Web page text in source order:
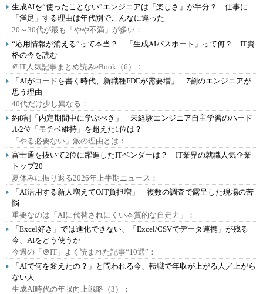
生成AIを“使ったことない”エンジニアは「楽しさ」が半分？ 仕事に
「満足」する理由は年代別でこんなに違った
20～30代が最も「やや不満」が多い：
“応用情報が消える”って本当？ 「生成AIパスポート」って何？ IT資
格の今を読む
＠IT人気記事まとめ読みeBook（6）：
「AIがコードを書く時代、新職種FDEが需要増」 7割のエンジニアが
思う理由
40代だけ少し異なる：
約8割「内定期間中に学ぶべき」 未経験エンジニア自主学習のハード
ル2位「モチベ維持」を超えた1位は？
「やる必要ない」派の理由とは：
富士通を抜いて2位に躍進したITベンダーは？ IT業界の就職人気企業
トップ20
夏休みに振り返る2026年上半期ニュース：
「AI活用する新人増えてOJT負担増」 複数の調査で露呈した現場の苦
悩
重要なのは「AIに代替されにくい本質的な自走力」：
「Excel好き」では進化できない、「Excel/CSVでデータ連携」が残る
今、AIをどう使うか
今週の「＠IT」よく読まれた記事“10選”：
「AIで何を変えたの？」と問われる今、転職で年収が上がる人／上がら
ない人
生成AI時代の年収向上戦略（3）：